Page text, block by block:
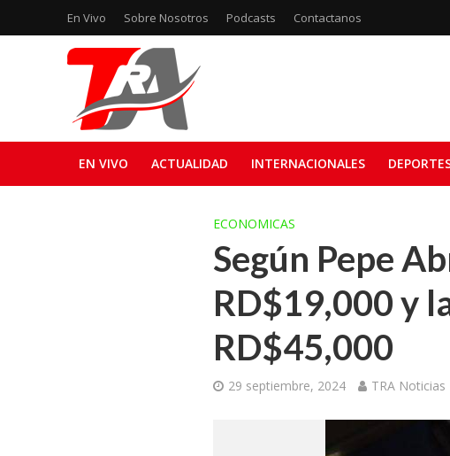
En Vivo Sobre Nosotros Podcasts Contactanos
EN VIVO ACTUALIDAD INTERNACIONALES
ECONOMICAS
Según Pepe
RD$19,000 y
RD$45,000
29 septiembre, 2024 TRA Noticias